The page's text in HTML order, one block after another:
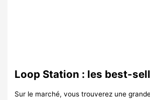
Loop Station : les best-
Sur le marché, vous trouverez une